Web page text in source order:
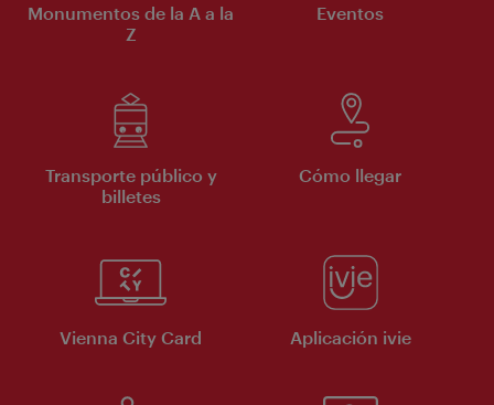
Monumentos de la A a la
Z
Eventos
Transporte público y
billetes
Cómo llegar
Vienna City Card Aplicación ivie